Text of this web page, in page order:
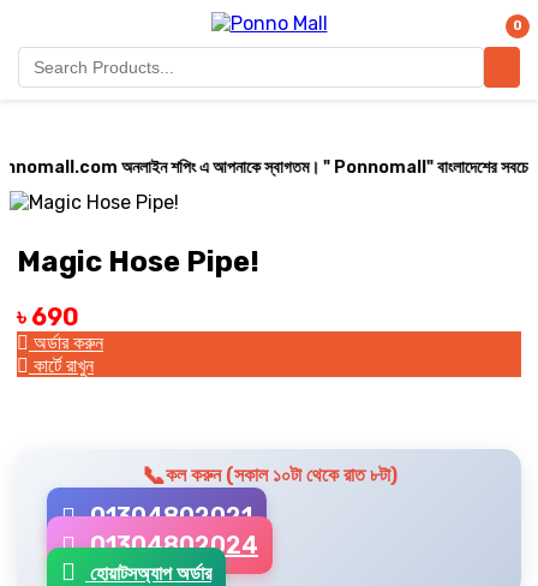
অনলাইন শপিং এ আপনাকে স্বাগতম। " Ponnomall" বাংলাদেশের সবচেয়ে বিশ্বস্ত
0
Magic Hose Pipe!
৳ 690
অর্ডার করুন
কার্টে রাখুন
📞কল করুন (সকাল ১০টা থেকে রাত ৮টা)
01304802021
01304802024
হোয়াটসঅ্যাপ অর্ডার